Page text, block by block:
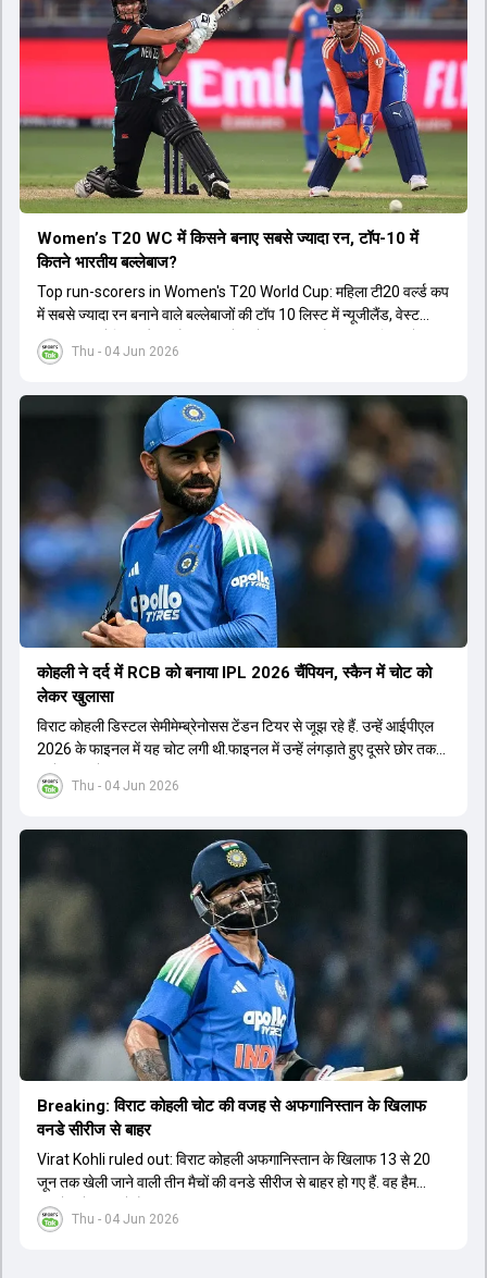
Thu - 04 Jun 2026
Women’s T20 WC में किसने बनाए सबसे ज्यादा रन, टॉप-10 में
कितने भारतीय बल्लेबाज?
Top run-scorers in Women's T20 World Cup: महिला टी20 वर्ल्ड कप
में सबसे ज्यादा रन बनाने वाले बल्लेबाजों की टॉप 10 लिस्ट में न्यूजीलैंड, वेस्ट
इंडीज, ऑस्ट्रेलिया और इंग्लैंड की बल्लेबाजों का दबदबा है. टॉप 10 लिस्ट में तीन
ऑस्ट्रेलियाई खिलाड़ी शामिल हैं. न्यूजीलैंड की दो और वेस्ट इंडीज की दो खिलाड़ी
Thu - 04 Jun 2026
कोहली ने दर्द में RCB को बनाया IPL 2026 चैंप‍ियन, स्कैन में चोट को
लेकर खुलासा
विराट कोहली डिस्टल सेमीमेम्ब्रेनोसस टेंडन टियर से जूझ रहे हैं. उन्हें आईपीएल
2026 के फाइनल में यह चोट लगी थी.फाइनल में उन्हें लंगड़ाते हुए दूसरे छोर तक
जाते हुए भी देखा गया था.
Thu - 04 Jun 2026
Breaking: विराट कोहली चोट की वजह से अफगान‍िस्तान के ख‍िलाफ
वनडे सीरीज से बाहर
Virat Kohli ruled out: विराट कोहली अफगान‍िस्तान के ख‍िलाफ 13 से 20
जून तक खेली जाने वाली तीन मैचों की वनडे सीरीज से बाहर हो गए हैं. वह हैमस्ट्रिंग
की चोट से जूझ रहे हैं.